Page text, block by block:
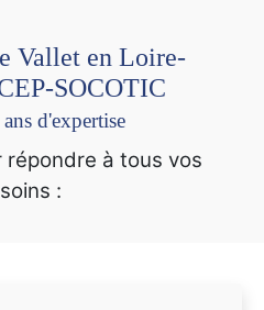
Vallet en Loire-
SOCOTIC
d'expertise
à tous vos
: